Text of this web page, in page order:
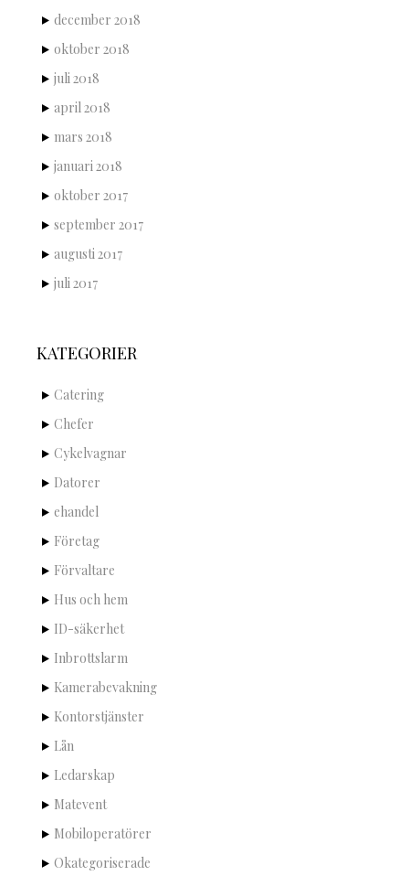
december 2018
oktober 2018
juli 2018
april 2018
mars 2018
januari 2018
oktober 2017
september 2017
augusti 2017
juli 2017
KATEGORIER
Catering
Chefer
Cykelvagnar
Datorer
ehandel
Företag
Förvaltare
Hus och hem
ID-säkerhet
Inbrottslarm
Kamerabevakning
Kontorstjänster
Lån
Ledarskap
Matevent
Mobiloperatörer
Okategoriserade